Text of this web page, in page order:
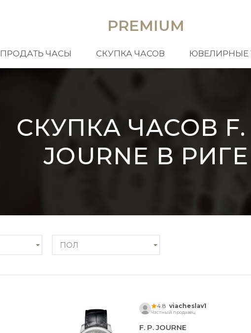
PREMIUM
ПРОДАТЬ ЧАСЫ СКУПКА ЧАСОВ ЮВЕЛИРНЫЕ
СКУПКА ЧАСОВ F.
JOURNE В РИГЕ
ПОЛ
4.8 viacheslav1
Частный продавец
F. P. JOURNE